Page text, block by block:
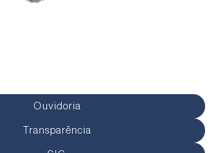
Ouvidoria
Transparência